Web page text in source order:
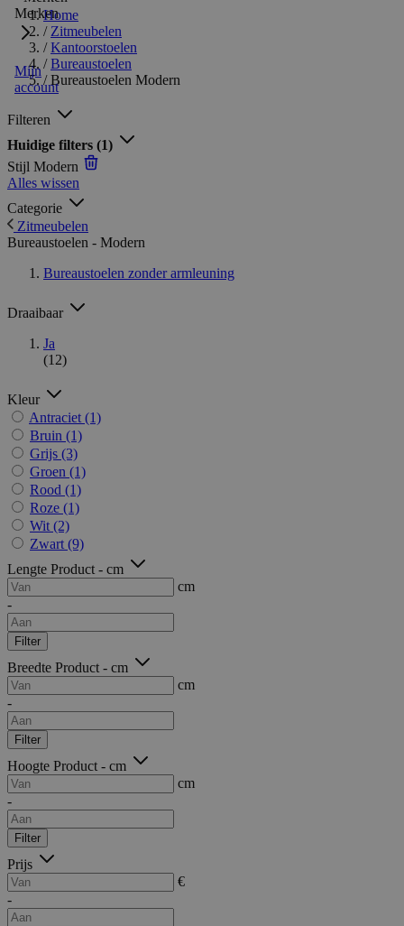
Merken
Mijn
account
Home
/ Zitmeubelen
/ Kantoorstoelen
/ Bureaustoelen
/ Bureaustoelen Modern
Filteren
Huidige filters (1)
Stijl Modern
Alles wissen
Categorie
Zitmeubelen
Bureaustoelen - Modern
Bureaustoelen zonder armleuning
Draaibaar
Ja
(12)
Kleur
Antraciet (1)
Bruin (1)
Grijs (3)
Groen (1)
Rood (1)
Roze (1)
Wit (2)
Zwart (9)
Lengte Product - cm
cm
-
Filter
Breedte Product - cm
cm
-
Filter
Hoogte Product - cm
cm
-
Filter
Prijs
€
-